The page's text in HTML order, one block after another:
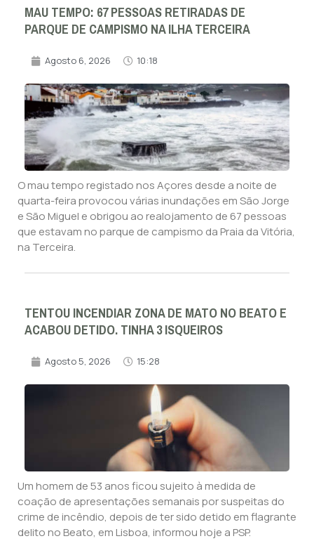
MAU TEMPO: 67 PESSOAS RETIRADAS DE
PARQUE DE CAMPISMO NA ILHA TERCEIRA
Agosto 6, 2026 10:18
O mau tempo registado nos Açores desde a noite de
quarta-feira provocou várias inundações em São Jorge
e São Miguel e obrigou ao realojamento de 67 pessoas
que estavam no parque de campismo da Praia da Vitória,
na Terceira.
TENTOU INCENDIAR ZONA DE MATO NO BEATO E
ACABOU DETIDO. TINHA 3 ISQUEIROS
Agosto 5, 2026 15:28
Um homem de 53 anos ficou sujeito à medida de
coação de apresentações semanais por suspeitas do
crime de incêndio, depois de ter sido detido em flagrante
delito no Beato, em Lisboa, informou hoje a PSP.